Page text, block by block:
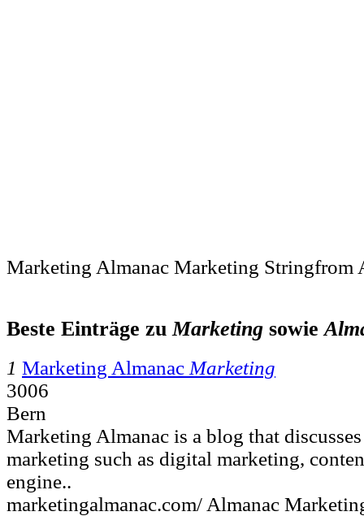
Marketing Almanac Marketing Stringfrom
Beste Einträge zuMarketing sowie
1 Marketing Almanac Marketing
3006
Bern
Marketing Almanac is a blog that
marketing such as digital marketing,
engine..
marketingalmanac.com/ Almanac